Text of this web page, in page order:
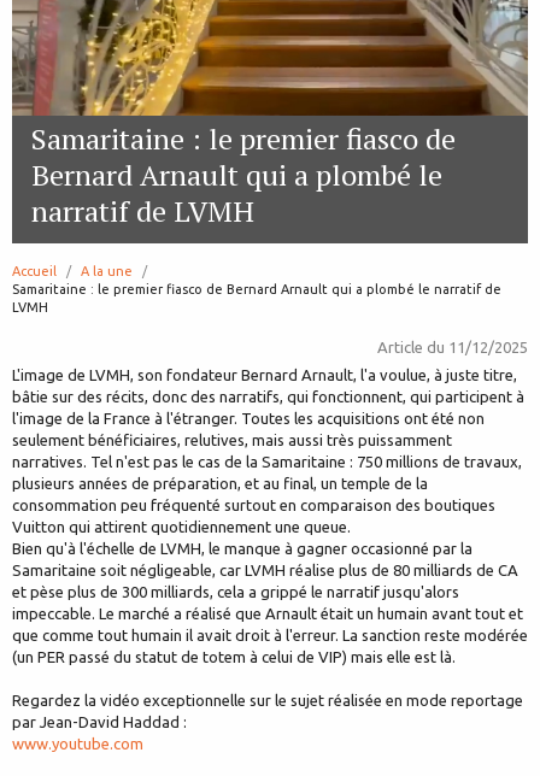
Samaritaine : le premier fiasco de
Bernard Arnault qui a plombé le
narratif de LVMH
Accueil
A la une
page:
Samaritaine : le premier fiasco de Bernard Arnault qui a plombé le narratif de
LVMH
Article du 11/12/2025
L'image de LVMH, son fondateur Bernard Arnault, l'a voulue, à juste titre,
bâtie sur des récits, donc des narratifs, qui fonctionnent, qui participent à
l'image de la France à l'étranger. Toutes les acquisitions ont été non
seulement bénéficiaires, relutives, mais aussi très puissamment
narratives. Tel n'est pas le cas de la Samaritaine : 750 millions de travaux,
plusieurs années de préparation, et au final, un temple de la
consommation peu fréquenté surtout en comparaison des boutiques
Vuitton qui attirent quotidiennement une queue.
Bien qu'à l'échelle de LVMH, le manque à gagner occasionné par la
Samaritaine soit négligeable, car LVMH réalise plus de 80 milliards de CA
et pèse plus de 300 milliards, cela a grippé le narratif jusqu'alors
impeccable. Le marché a réalisé que Arnault était un humain avant tout et
que comme tout humain il avait droit à l'erreur. La sanction reste modérée
(un PER passé du statut de totem à celui de VIP) mais elle est là.
Regardez la vidéo exceptionnelle sur le sujet réalisée en mode reportage
par Jean-David Haddad :
www.youtube.com